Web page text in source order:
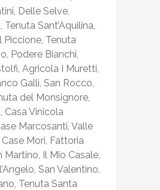
Delle Selve,
Sant’Aquilina,
Piccione, Tenuta
Podere Bianchi,
Agricola I Muretti,
Galli, San Rocco,
del Monsignore,
Casa Vinicola
Marcosanti, Valle
Mori, Fattoria
Martino, Il Mio Casale,
San Valentino,
Tenuta Santa